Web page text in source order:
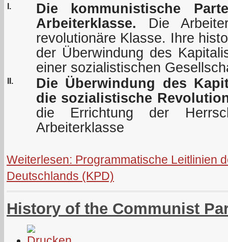
I.
Die kommunistische
Arbeiterklasse. Die
revolutionäre Klasse. Ihre
der Überwindung des
einer sozialistischen
II.
Die Überwindung des
die sozialistische
die Errichtung der
Arbeiterklasse
Weiterlesen: Programmatische Leitlinien
Deutschlands (KPD)
History of the Communist